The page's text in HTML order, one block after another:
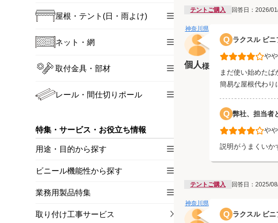
テントご購入 回答日：2026/
神奈川県
個人様
Q ラクスル ビニ
や
まだ使い始めた
簡易な屋根代わり
Q 弊社、担当者
や
説明がうまくいか
テントご購入 回答日：2025/
神奈川県
Q ラクスル ビニ
屋根・テント(日・雨よけ)
ネット・網
取付金具・部材
レール・間仕切りポール
特集・サービス・お役立ち情報
用途・目的から探す
ビニール機能性から探す
業務用製品特集
取り付け工事サービス